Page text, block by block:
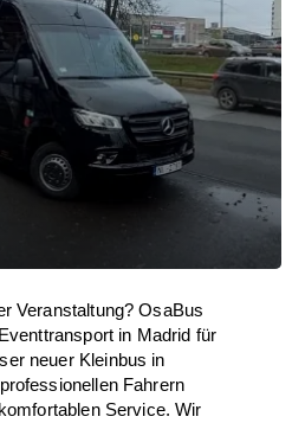
Veranstaltung? OsaBus
in Madrid für
neuer Kleinbus in
Fahrern
Service. Wir